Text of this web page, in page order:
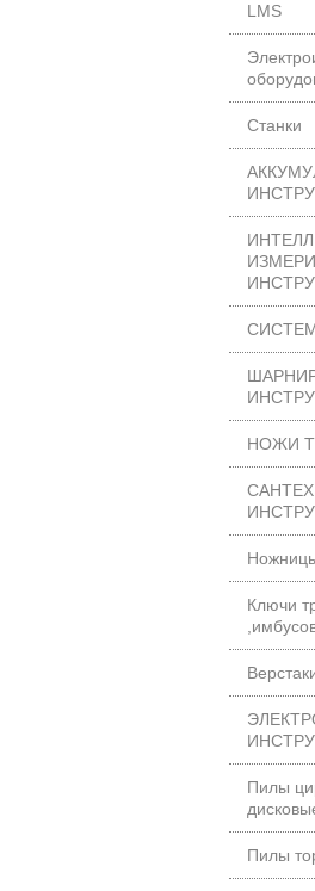
LMS
Станки
НОЖИ
Ключи
Пилы
Пилы